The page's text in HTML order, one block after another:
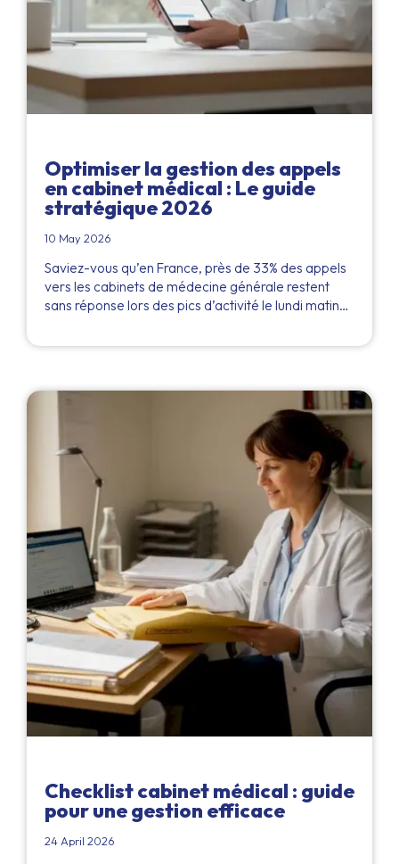
Optimiser la gestion des appels
en cabinet médical : Le guide
stratégique 2026
10 May 2026
Saviez-vous qu’en France, près de 33% des appels
vers les cabinets de médecine générale restent
sans réponse lors des pics d’activité le lundi matin…
Checklist cabinet médical : guide
pour une gestion efficace
24 April 2026